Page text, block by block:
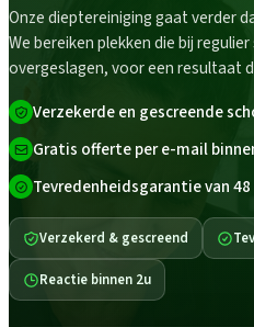
Onze dieptereiniging gaat verder
We bereiken plekken die bij
overgeslagen, voor een resultaat
Verzekerde en gescreende
Gratis offerte per e-mail
Tevredenheidsgarantie van 48
Verzekerd & gescreend
Reactie binnen 2u